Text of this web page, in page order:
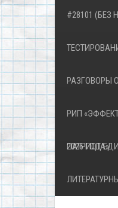
#28101 (БЕЗ
РАЗГОВОРЫ
РИП
ПАТРИОТА»
2026 ГОД